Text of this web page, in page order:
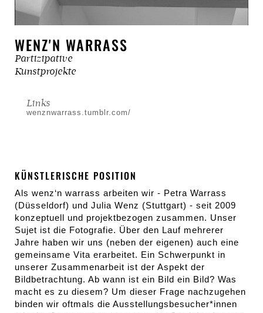
WENZ'N WARRASS
Partizipative
Kunstprojekte
Links
wenznwarrass.tumblr.com/
KÜNSTLERISCHE POSITION
Als wenz‘n warrass arbeiten wir - Petra Warrass
(Düsseldorf) und Julia Wenz (Stuttgart) - seit 2009
konzeptuell und projektbezogen zusammen. Unser
Sujet ist die Fotografie. Über den Lauf mehrerer
Jahre haben wir uns (neben der eigenen) auch eine
gemeinsame Vita erarbeitet. Ein Schwerpunkt in
unserer Zusammenarbeit ist der Aspekt der
Bildbetrachtung. Ab wann ist ein Bild ein Bild? Was
macht es zu diesem? Um dieser Frage nachzugehen
binden wir oftmals die Ausstellungsbesucher*innen